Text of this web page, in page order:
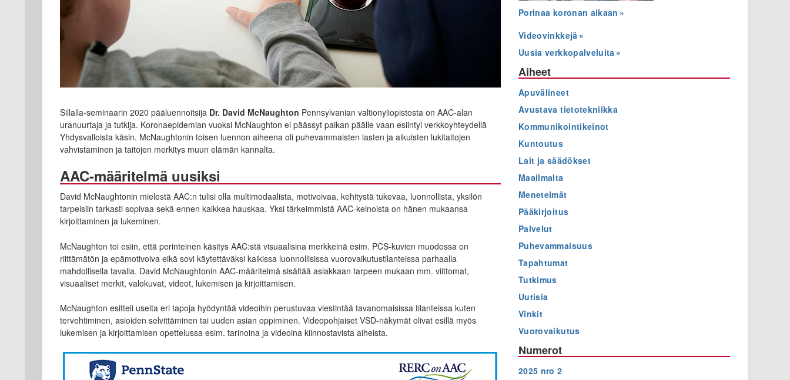
Sillalla-seminaarin 2020 pääluennoitsija Dr. David McNaughton Pennsylvanian valtionyliopistosta on AAC-alan
uranuurtaja ja tutkija. Koronaepidemian vuoksi McNaughton ei päässyt paikan päälle vaan esiintyi verkkoyhteydellä
Yhdysvalloista käsin. McNaughtonin toisen luennon aiheena oli puhevammaisten lasten ja aikuisten lukitaitojen
vahvistaminen ja taitojen merkitys muun elämän kannalta.
AAC-määritelmä uusiksi
David McNaughtonin mielestä AAC:n tulisi olla multimodaalista, motivoivaa, kehitystä tukevaa, luonnollista, yksilön
tarpeisiin tarkasti sopivaa sekä ennen kaikkea hauskaa. Yksi tärkeimmistä AAC-keinoista on hänen mukaansa
kirjoittaminen ja lukeminen.
McNaughton toi esiin, että perinteinen käsitys AAC:stä visuaalisina merkkeinä esim. PCS-kuvien muodossa on
riittämätön ja epämotivoiva eikä sovi käytettäväksi kaikissa luonnollisissa vuorovaikutustilanteissa parhaalla
mahdollisella tavalla. David McNaughtonin AAC-määritelmä sisältää asiakkaan tarpeen mukaan mm. viittomat,
visuaaliset merkit, valokuvat, videot, lukemisen ja kirjoittamisen.
McNaughton esitteli useita eri tapoja hyödyntää videoihin perustuvaa viestintää tavanomaisissa tilanteissa kuten
tervehtiminen, asioiden selvittäminen tai uuden asian oppiminen. Videopohjaiset VSD-näkymät olivat esillä myös
lukemisen ja kirjoittamisen opettelussa esim. tarinoina ja videoina kiinnostavista aiheista.
Porinaa koronan aikaan
Videovinkkejä
Uusia verkkopalveluita
Aiheet
Apuvälineet
Avustava tietotekniikka
Kommunikointikeinot
Kuntoutus
Lait ja säädökset
Maailmalta
Menetelmät
Pääkirjoitus
Palvelut
Puhevammaisuus
Tapahtumat
Tutkimus
Uutisia
Vinkit
Vuorovaikutus
Numerot
2025 nro 2